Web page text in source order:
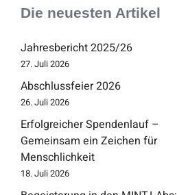
Die neuesten Artikel
Jahresbericht 2025/26
27. Juli 2026
Abschlussfeier 2026
26. Juli 2026
Erfolgreicher Spendenlauf –
Gemeinsam ein Zeichen für
Menschlichkeit
18. Juli 2026